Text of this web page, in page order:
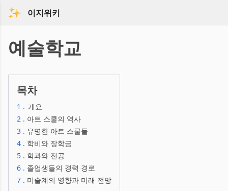
이지위키
예술학교
목차
1 . 개요
2 . 아트 스쿨의 역사
3 . 유명한 아트 스쿨들
4 . 학비와 장학금
5 . 학과와 전공
6 . 졸업생들의 경력 경로
7 . 미술계의 영향과 미래 전망